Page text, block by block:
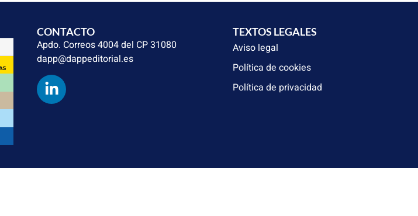
CONTACTO
Apdo. Correos 4004 del CP 31080
dapp@dappeditorial.es
TEXTOS LEGALES
Aviso legal
Política de cookies
Política de privacidad